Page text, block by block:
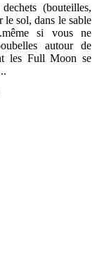
(bouteilles,
le sol, dans le sable
si vous ne
autour de
les Full Moon se